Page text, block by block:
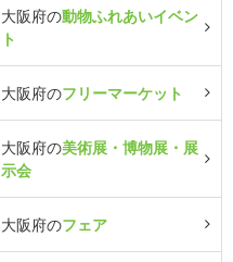
大阪府の動物ふれあいイベン
ト
大阪府のフリーマーケット
大阪府の美術展・博物展・展
示会
大阪府のフェア